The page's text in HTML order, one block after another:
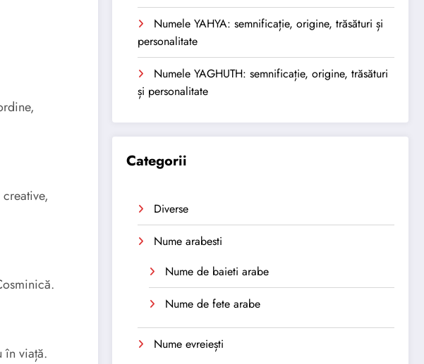
în viață.
Numele YAHYA: semnificație, origine, trăsături și
personalitate
Numele YAGHUTH: semnificație, origine, trăsături
și personalitate
Categorii
Diverse
Nume arabesti
Nume de baieti arabe
Nume de fete arabe
Nume evreiești